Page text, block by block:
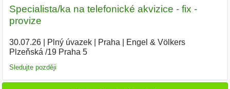
Specialista/ka na telefonické akvizice - fix -
provize
30.07.26| Plný úvazek| Praha
Engel & Völkers
Plzeňská /19 Praha 5|
Sledujte později